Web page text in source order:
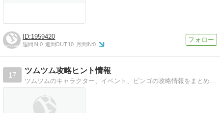
1959420
週間IN:0 週間OUT:10 月間IN:0
17
ツムツム攻略ヒント情報